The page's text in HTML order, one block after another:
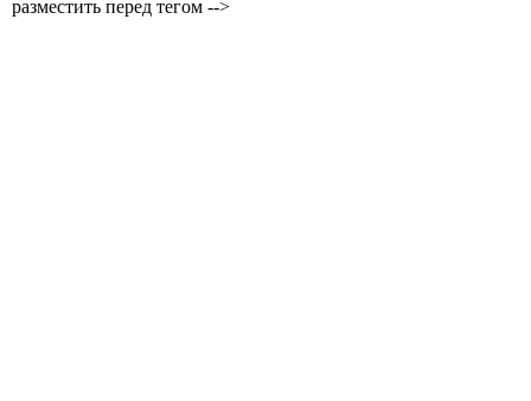
разместить перед тегом -->